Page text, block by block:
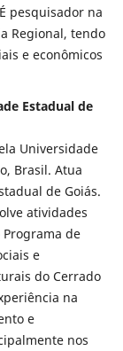
pesquisador na
Regional, tendo
e econômicos
Estadual de
Universidade
Brasil. Atua
de Goiás.
atividades
de
e
do Cerrado
na
e
nos